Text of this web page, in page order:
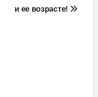
и ее возрасте!